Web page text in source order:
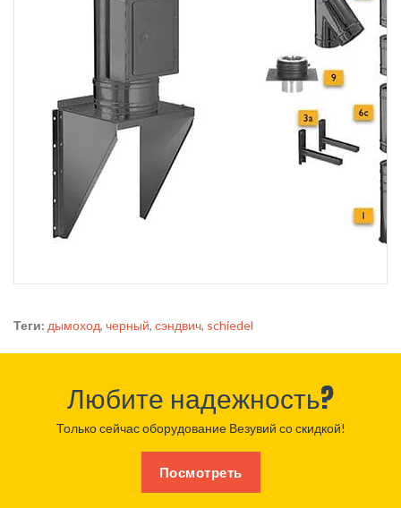
Теги: дымоход, черный, сэндвич, schiedel
Любите надежность?
Только сейчас оборудование Везувий со скидкой!
Посмотреть